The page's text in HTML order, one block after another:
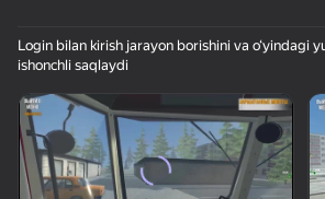
Qurilmani
O‘yinlar faqat
oriyentatsiyasida
Login bilan kirish jarayon borishini va o‘yindagi
ishonchli saqlaydi